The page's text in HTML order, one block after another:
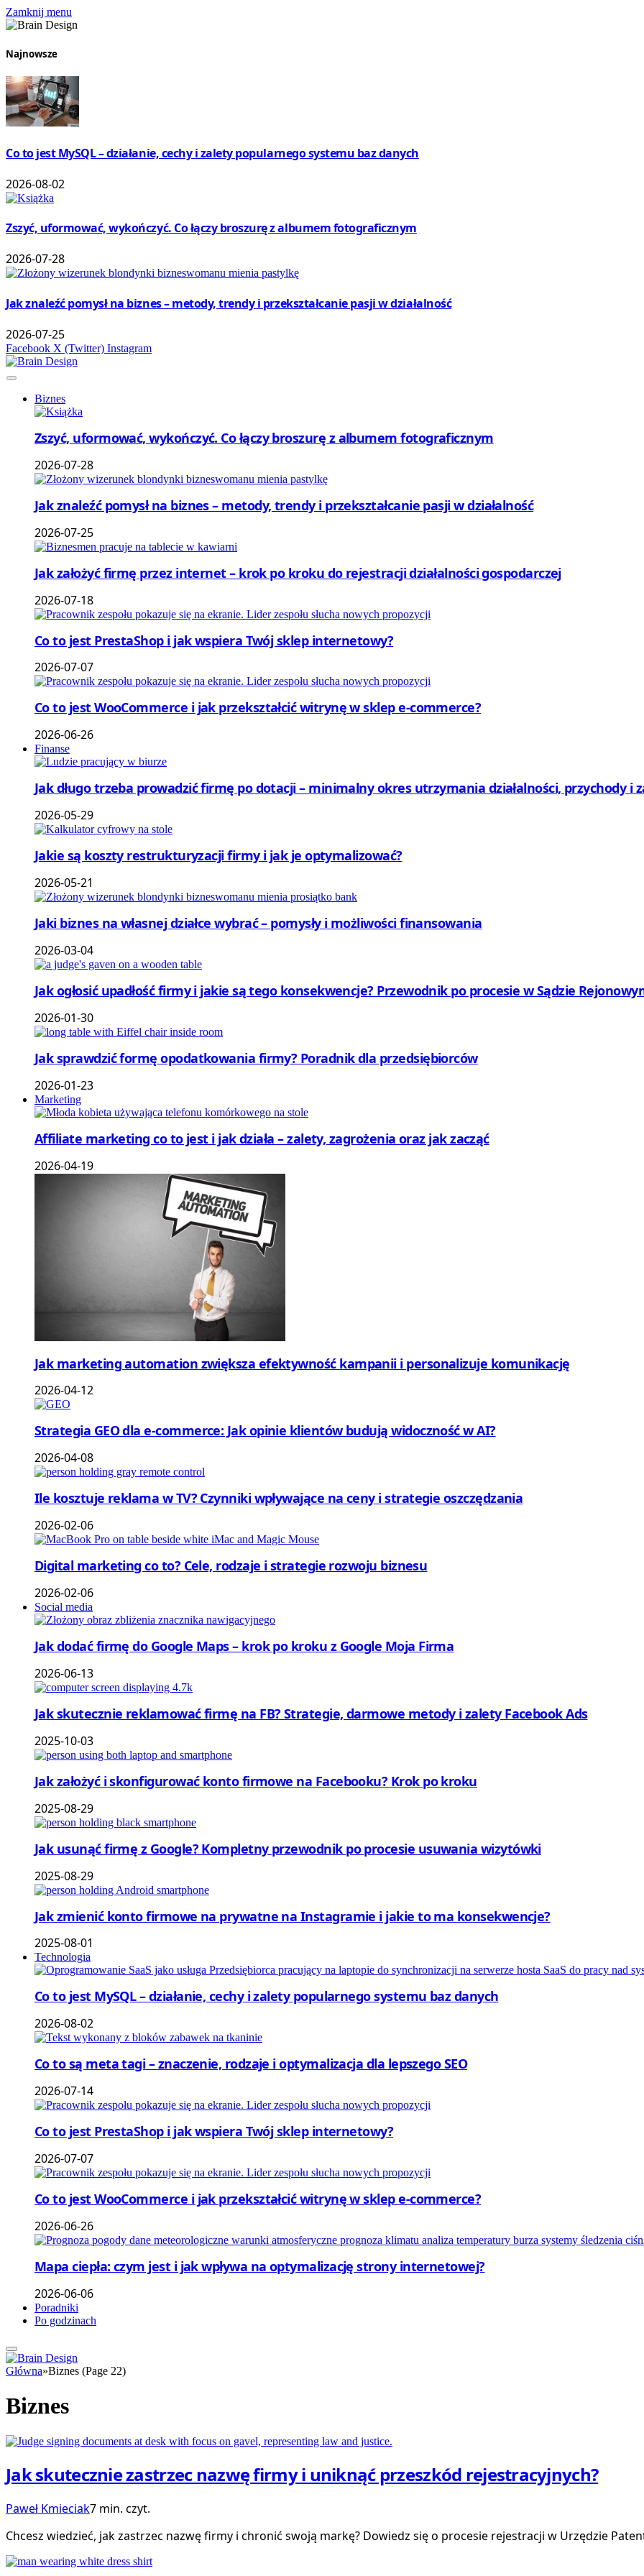
Zamknij menu
Najnowsze
Co to jest MySQL – działanie, cechy i zalety popularnego systemu baz danych
2026-08-02
Zszyć, uformować, wykończyć. Co łączy broszurę z albumem fotograficznym
2026-07-28
Jak znaleźć pomysł na biznes – metody, trendy i przekształcanie pasji w działalność
2026-07-25
Facebook X (Twitter) Instagram
Biznes
Zszyć, uformować, wykończyć. Co łączy broszurę z albumem fotograficznym
2026-07-28
Jak znaleźć pomysł na biznes – metody, trendy i przekształcanie pasji w działalność
2026-07-25
Jak założyć firmę przez internet – krok po kroku do rejestracji działalności gospodarczej
2026-07-18
Co to jest PrestaShop i jak wspiera Twój sklep internetowy?
2026-07-07
Co to jest WooCommerce i jak przekształcić witrynę w sklep e-commerce?
2026-06-26
Finanse
Jak długo trzeba prowadzić firmę po dotacji – minimalny okres utrzymania działalności, przychody i
2026-05-29
Jakie są koszty restrukturyzacji firmy i jak je optymalizować?
2026-05-21
Jaki biznes na własnej działce wybrać – pomysły i możliwości finansowania
2026-03-04
Jak ogłosić upadłość firmy i jakie są tego konsekwencje? Przewodnik po procesie w Sądzie
2026-01-30
Jak sprawdzić formę opodatkowania firmy? Poradnik dla przedsiębiorców
2026-01-23
Marketing
Affiliate marketing co to jest i jak działa – zalety, zagrożenia oraz jak zacząć
2026-04-19
Jak marketing automation zwiększa efektywność kampanii i personalizuje komunikację
2026-04-12
Strategia GEO dla e-commerce: Jak opinie klientów budują widoczność w AI?
2026-04-08
Ile kosztuje reklama w TV? Czynniki wpływające na ceny i strategie oszczędzania
2026-02-06
Digital marketing co to? Cele, rodzaje i strategie rozwoju biznesu
2026-02-06
Social media
Jak dodać firmę do Google Maps – krok po kroku z Google Moja Firma
2026-06-13
Jak skutecznie reklamować firmę na FB? Strategie, darmowe metody i zalety Facebook Ads
2025-10-03
Jak założyć i skonfigurować konto firmowe na Facebooku? Krok po kroku
2025-08-29
Jak usunąć firmę z Google? Kompletny przewodnik po procesie usuwania wizytówki
2025-08-29
Jak zmienić konto firmowe na prywatne na Instagramie i jakie to ma konsekwencje?
2025-08-01
Technologia
Co to jest MySQL – działanie, cechy i zalety popularnego systemu baz danych
2026-08-02
Co to są meta tagi – znaczenie, rodzaje i optymalizacja dla lepszego SEO
2026-07-14
Co to jest PrestaShop i jak wspiera Twój sklep internetowy?
2026-07-07
Co to jest WooCommerce i jak przekształcić witrynę w sklep e-commerce?
2026-06-26
Mapa ciepła: czym jest i jak wpływa na optymalizację strony internetowej?
2026-06-06
Poradniki
Po godzinach
Główna»Biznes (Page 22)
Biznes
Jak skutecznie zastrzec nazwę firmy i uniknąć przeszkód rejestracyjnych?
Paweł Kmieciak7 min. czyt.
Chcesz wiedzieć, jak zastrzec nazwę firmy i chronić swoją markę? Dowiedz się o procesie rejestracji w Urzędzie